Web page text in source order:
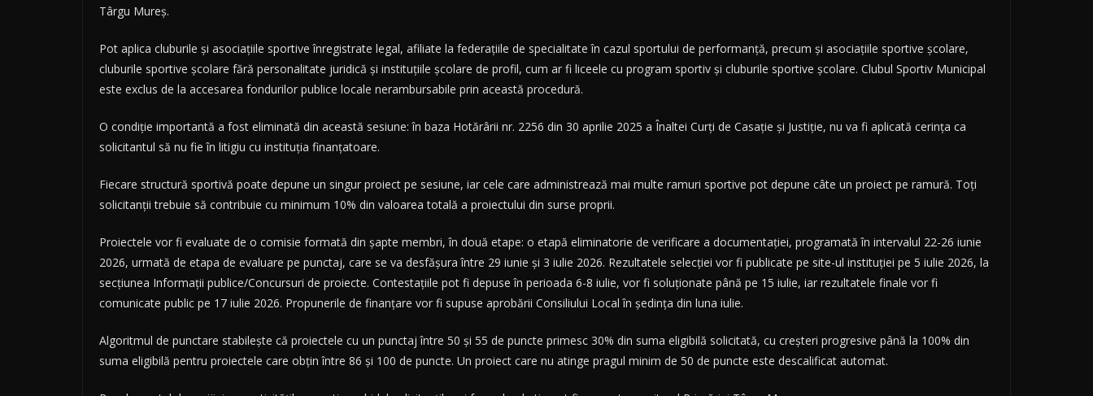
Târgu Mureș.
Pot aplica cluburile și asociațiile sportive înregistrate legal, afiliate la federațiile de specialitate în cazul sportului de performanță, precum și asociațiile sportive școlare,
cluburile sportive școlare fără personalitate juridică și instituțiile școlare de profil, cum ar fi liceele cu program sportiv și cluburile sportive școlare. Clubul Sportiv Municipal
este exclus de la accesarea fondurilor publice locale nerambursabile prin această procedură.
O condiție importantă a fost eliminată din această sesiune: în baza Hotărârii nr. 2256 din 30 aprilie 2025 a Înaltei Curți de Casație și Justiție, nu va fi aplicată cerința ca
solicitantul să nu fie în litigiu cu instituția finanțatoare.
Fiecare structură sportivă poate depune un singur proiect pe sesiune, iar cele care administrează mai multe ramuri sportive pot depune câte un proiect pe ramură. Toți
solicitanții trebuie să contribuie cu minimum 10% din valoarea totală a proiectului din surse proprii.
Proiectele vor fi evaluate de o comisie formată din șapte membri, în două etape: o etapă eliminatorie de verificare a documentației, programată în intervalul 22-26 iunie
2026, urmată de etapa de evaluare pe punctaj, care se va desfășura între 29 iunie și 3 iulie 2026. Rezultatele selecției vor fi publicate pe site-ul instituției pe 5 iulie 2026, la
secțiunea Informații publice/Concursuri de proiecte. Contestațiile pot fi depuse în perioada 6-8 iulie, vor fi soluționate până pe 15 iulie, iar rezultatele finale vor fi
comunicate public pe 17 iulie 2026. Propunerile de finanțare vor fi supuse aprobării Consiliului Local în ședința din luna iulie.
Algoritmul de punctare stabilește că proiectele cu un punctaj între 50 și 55 de puncte primesc 30% din suma eligibilă solicitată, cu creșteri progresive până la 100% din
suma eligibilă pentru proiectele care obțin între 86 și 100 de puncte. Un proiect care nu atinge pragul minim de 50 de puncte este descalificat automat.